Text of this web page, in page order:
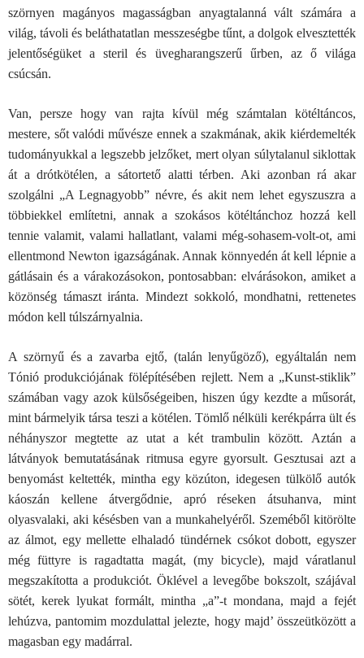
szörnyen magányos magasságban anyagtalanná vált számára a
világ, távoli és beláthatatlan messzeségbe tűnt, a dolgok elvesztették
jelentőségüket a steril és üvegharangszerű űrben, az ő világa
csúcsán.
Van, persze hogy van rajta kívül még számtalan kötéltáncos,
mestere, sőt valódi művésze ennek a szakmának, akik kiérdemelték
tudományukkal a legszebb jelzőket, mert olyan súlytalanul siklottak
át a drótkötélen, a sátortető alatti térben. Aki azonban rá akar
szolgálni „A Legnagyobb” névre, és akit nem lehet egyszuszra a
többiekkel említetni, annak a szokásos kötéltánchoz hozzá kell
tennie valamit, valami hallatlant, valami még-sohasem-volt-ot, ami
ellentmond Newton igazságának. Annak könnyedén át kell lépnie a
gátlásain és a várakozásokon, pontosabban: elvárásokon, amiket a
közönség támaszt iránta. Mindezt sokkoló, mondhatni, rettenetes
módon kell túlszárnyalnia.
A szörnyű és a zavarba ejtő, (talán lenyűgöző), egyáltalán nem
Tónió produkciójának fölépítésében rejlett. Nem a „Kunst-stiklik”
számában vagy azok külsőségeiben, hiszen úgy kezdte a műsorát,
mint bármelyik társa teszi a kötélen. Tömlő nélküli kerékpárra ült és
néhányszor megtette az utat a két trambulin között. Aztán a
látványok bemutatásának ritmusa egyre gyorsult. Gesztusai azt a
benyomást keltették, mintha egy közúton, idegesen tülkölő autók
káoszán kellene átvergődnie, apró réseken átsuhanva, mint
olyasvalaki, aki késésben van a munkahelyéről. Szeméből kitörölte
az álmot, egy mellette elhaladó tündérnek csókot dobott, egyszer
még füttyre is ragadtatta magát, (my bicycle), majd váratlanul
megszakította a produkciót. Öklével a levegőbe bokszolt, szájával
sötét, kerek lyukat formált, mintha „a”-t mondana, majd a fejét
lehúzva, pantomim mozdulattal jelezte, hogy majd’ összeütközött a
magasban egy madárral.